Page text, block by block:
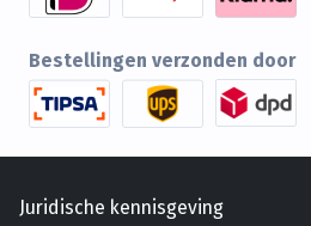
Bestellingen verzonden door
Juridische kennisgeving